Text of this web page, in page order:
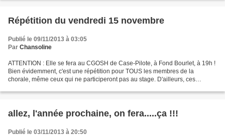
Répétition du vendredi 15 novembre
Publié le 09/11/2013 à 03:05
Par Chansoline
ATTENTION : Elle se fera au CGOSH de Case-Pilote, à Fond Bourlet, à 19h !
Bien évidemment, c'est une répétition pour TOUS les membres de la
chorale, même ceux qui ne participeront pas au stage. D'ailleurs, ces
allez, l'année prochaine, on fera.....ça !!!
Publié le 03/11/2013 à 20:50